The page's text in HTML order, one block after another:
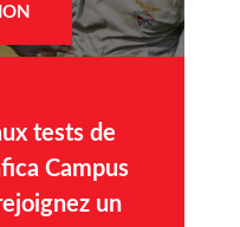
tests de
Campus
un